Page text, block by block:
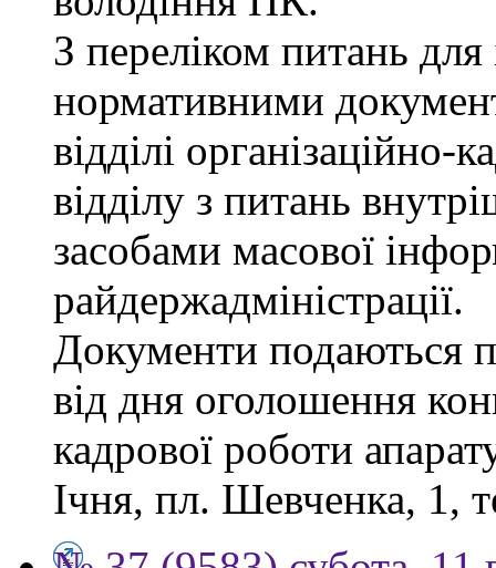
З переліком питань
нормативними
відділі організаційно-
відділу з питань
засобами масової
райдержадміністрації.
Документи подаються
від дня оголошення
кадрової роботи
Ічня, пл. Шевченка, 1,